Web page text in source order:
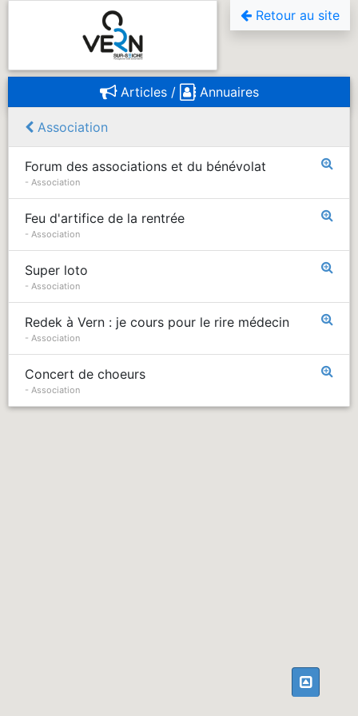
Retour au site
Articles / Annuaires
Association
Forum des associations et du bénévolat
- Association
Feu d'artifice de la rentrée
- Association
Super loto
- Association
Redek à Vern : je cours pour le rire médecin
- Association
Concert de choeurs
- Association